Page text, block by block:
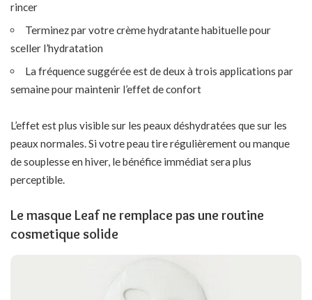
rincer
Terminez par votre crème hydratante habituelle pour
sceller l’hydratation
La fréquence suggérée est de deux à trois applications par
semaine pour maintenir l’effet de confort
L’effet est plus visible sur les peaux déshydratées que sur les
peaux normales. Si votre peau tire régulièrement ou manque
de souplesse en hiver, le bénéfice immédiat sera plus
perceptible.
Le masque Leaf ne remplace pas une routine
cosmetique solide